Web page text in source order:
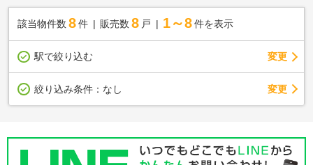
該当物件数 8件 販売数 8 戸 1～8 件を表示
駅で絞り込む 変更
絞り込み条件： なし 変更